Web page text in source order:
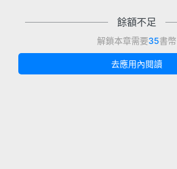
餘額不足
解鎖本章需要35書幣
去應用內閱讀